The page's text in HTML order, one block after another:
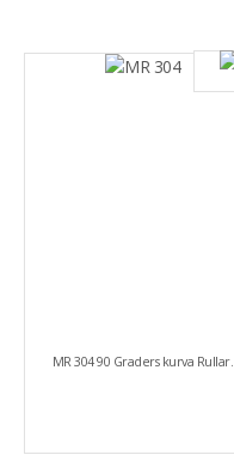
MR 304 90 Graders kurva Rullar.